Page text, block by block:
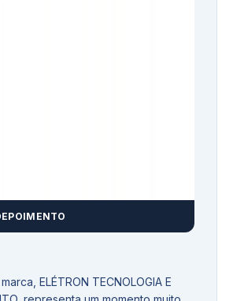
ELÉTRON TECNOLOGIA E